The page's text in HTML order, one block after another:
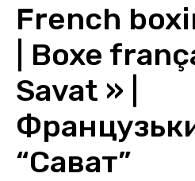
French
| Boxe
Savat » |
“Сават”